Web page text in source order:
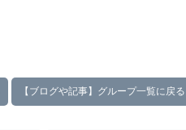
【ブログや記事】グループ一覧に戻る